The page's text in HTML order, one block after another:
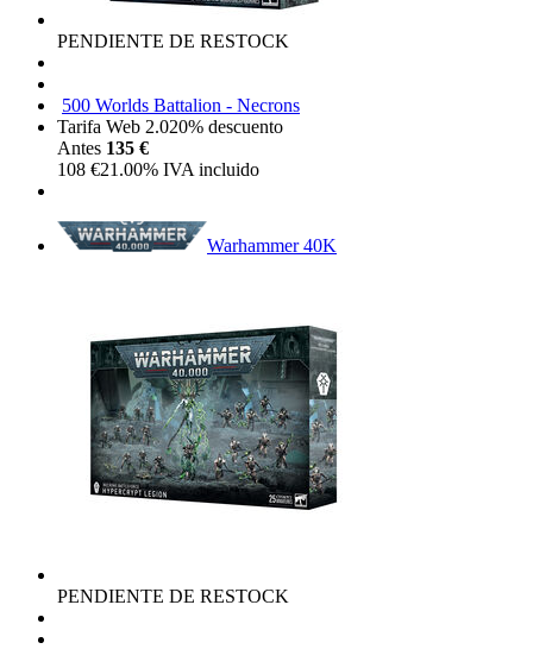
PENDIENTE DE RESTOCK
500 Worlds Battalion - Necrons
Tarifa Web 2.020% descuento
Antes 135 €
108 €21.00% IVA incluido
Warhammer 40K
PENDIENTE DE RESTOCK